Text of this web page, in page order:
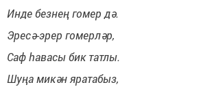
Инде безнең гомер дә.
Эресә-эрер гомерләр,
Саф һавасы бик татлы.
Шуңа микән яратабыз,